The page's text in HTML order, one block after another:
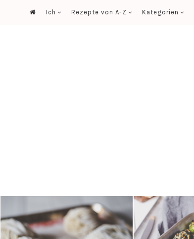
Ich Rezepte von A-Z Kategorien